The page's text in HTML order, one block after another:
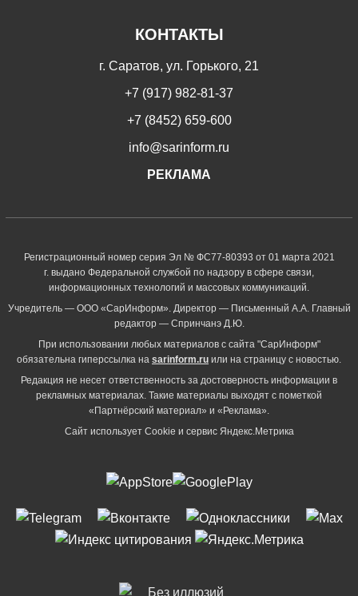
КОНТАКТЫ
г. Саратов, ул. Горького, 21
+7 (917) 982-81-37
+7 (8452) 659-600
info@sarinform.ru
РЕКЛАМА
Регистрационный номер серия Эл № ФС77-80393 от 01 марта 2021
г. выдано Федеральной службой по надзору в сфере связи,
информационных технологий и массовых коммуникаций.
Учредитель — ООО «СарИнформ». Директор — Письменный А.А. Главный
редактор — Спринчанэ Д.Ю.
При использовании любых материалов с сайта "СарИнформ"
обязательна гиперссылка на sarinform.ru или на страницу с новостью.
Редакция не несет ответственность за достоверность информации в
рекламных материалах. Такие материалы выходят с пометкой
«Партнёрский материал» и «Реклама».
Сайт использует Cookie и сервиc Яндекс.Метрика